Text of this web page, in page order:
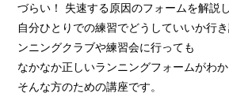
づらい！ 失速する原因のフォームを解説し
自分ひとりでの練習でどうしていいか行
ンニングクラブや練習会に行っても
なかなか正しいランニングフォームがわか
そんな方のための講座です。